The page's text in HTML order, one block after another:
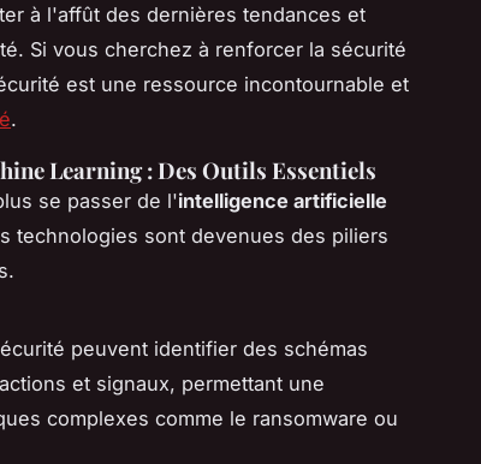
à l'affût des dernières tendances et
Si vous cherchez à renforcer la sécurité
est une ressource incontournable et
.
Learning : Des Outils Essentiels
se passer de l'intelligence artificielle
technologies sont devenues des piliers
peuvent identifier des schémas
et signaux, permettant une
complexes comme le ransomware ou